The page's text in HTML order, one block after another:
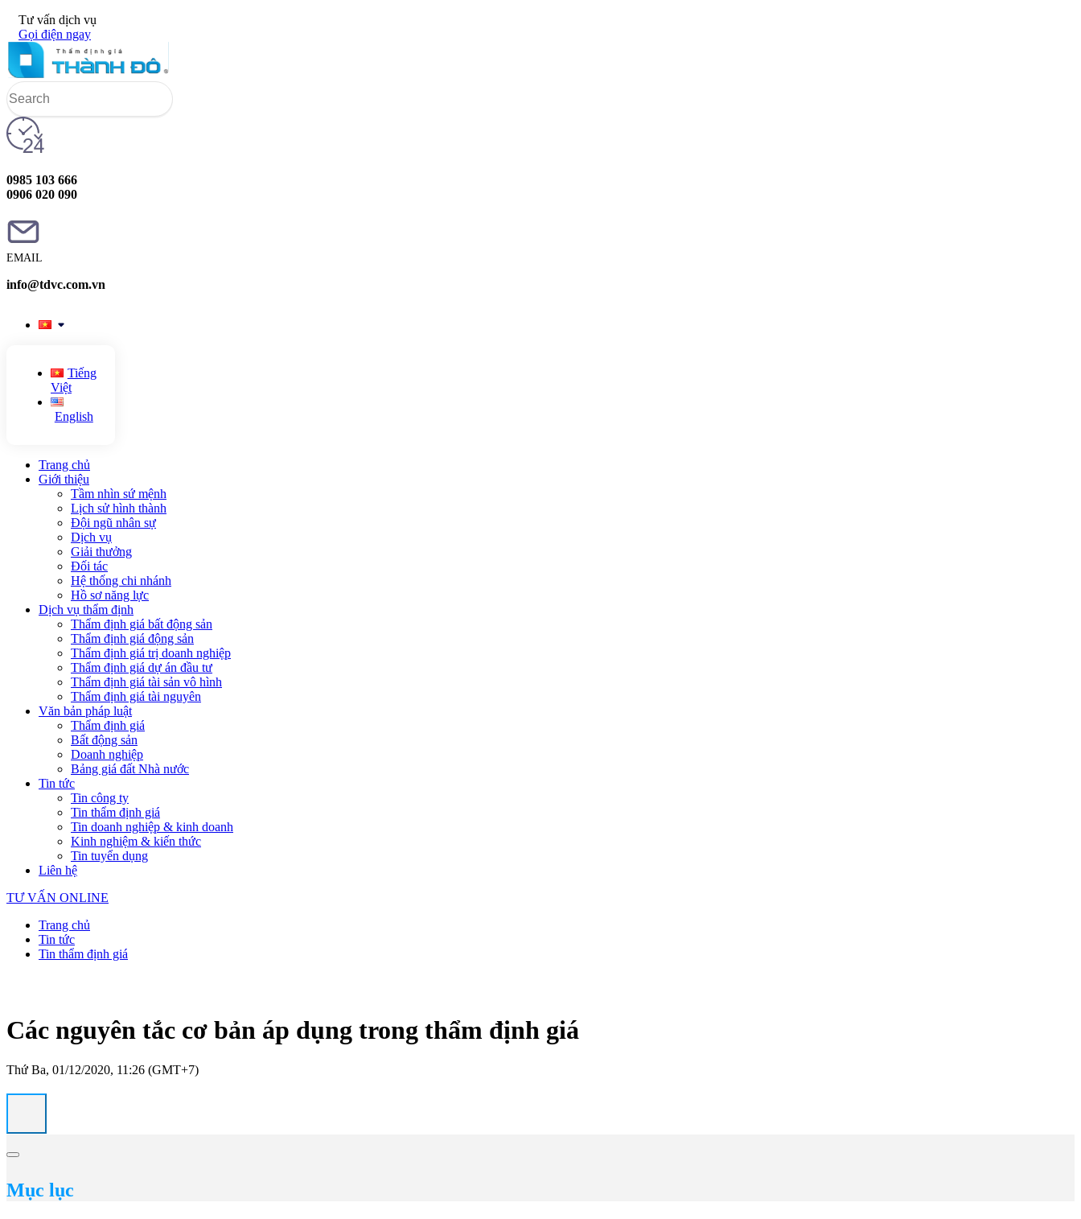
Tư vấn dịch vụ
Gọi điện ngay
0985 103 666
0906 020 090
EMAIL
info@tdvc.com.vn
Tiếng
Việt
English
Trang chủ
Giới thiệu
Tầm nhìn sứ mệnh
Lịch sử hình thành
Đội ngũ nhân sự
Dịch vụ
Giải thưởng
Đối tác
Hệ thống chi nhánh
Hồ sơ năng lực
Dịch vụ thẩm định
Thẩm định giá bất động sản
Thẩm định giá động sản
Thẩm định giá trị doanh nghiệp
Thẩm định giá dự án đầu tư
Thẩm định giá tài sản vô hình
Thẩm định giá tài nguyên
Văn bản pháp luật
Thẩm định giá
Bất động sản
Doanh nghiệp
Bảng giá đất Nhà nước
Tin tức
Tin công ty
Tin thẩm định giá
Tin doanh nghiệp & kinh doanh
Kinh nghiệm & kiến thức
Tin tuyển dụng
Liên hệ
TƯ VẤN ONLINE
Trang chủ
Tin tức
Tin thẩm định giá
Các nguyên tắc cơ bản áp dụng trong thẩm định giá
Thứ Ba, 01/12/2020, 11:26 (GMT+7)
Mục lục